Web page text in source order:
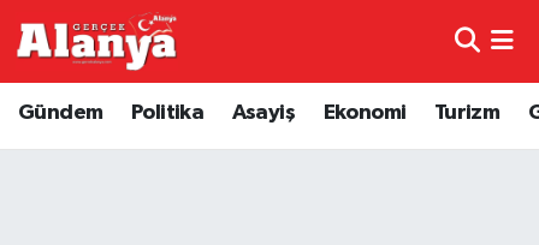
Gündem Politika Asayiş Ekonomi Turizm
Genel
Trafik Durumu